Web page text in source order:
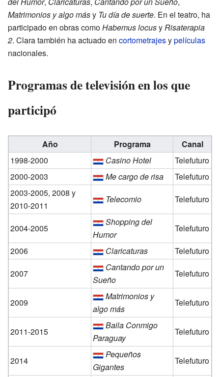
Matrimonios y algo másy Tu día de suerte. En el teatro, ha
participado en obras comoHabemus locusyRisaterapia
2. Clara también ha actuado en cortometrajesypelículas
nacionales.
Programas de televisión en los que
participó
Año Programa
Canal
1998-2000
Casino Hotel
Telefuturo
2000-2003
Me cargo de risa
Telefuturo
2003-2005, 2008 y
2010-2011
Telecomio Telefuturo
2004-2005
Shopping del
Humor
Telefuturo
2006
Claricaturas
Telefuturo
2007
Cantando por un
Sueño
Telefuturo
2009
Matrimonios y
algo más
Telefuturo
2011-2015
Baila Conmigo
Paraguay
Telefuturo
2014
Pequeños
Gigantes
Telefuturo